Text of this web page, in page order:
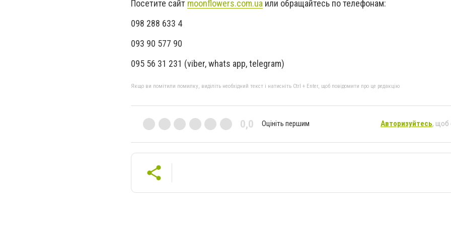
Посетите сайт moonflowers.com.ua или обращайтесь по телефонам:
098 288 633 4
093 90 577 90
095 56 31 231 (viber, whats app, telegram)
Якщо ви помітили помилку, виділіть необхідний текст і натисніть Ctrl + Enter, щоб повідомити про це редакцію
0,0 Оцініть першим Авторизуйтесь, щоб